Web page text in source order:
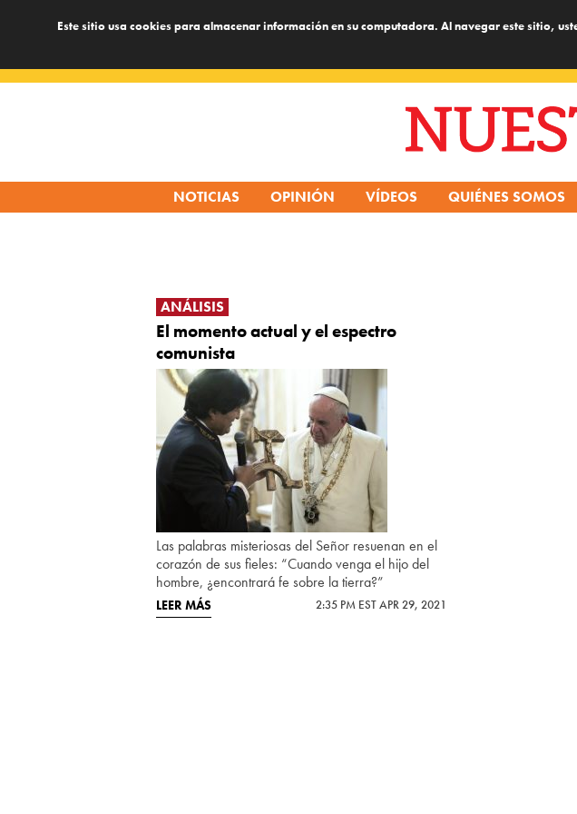
Este sitio usa cookies para almacenar información en su computadora. Al navegar este sitio,
NOTICIAS OPINIÓN VÍDEOS QUIÉNES SOMOS
ANÁLISIS
El momento actual y el espectro
comunista
Las palabras misteriosas del Señor resuenan en el
corazón de sus fieles: “Cuando venga el hijo del
hombre, ¿encontrará fe sobre la tierra?”
LEER MÁS 2:35 PM EST APR 29, 2021